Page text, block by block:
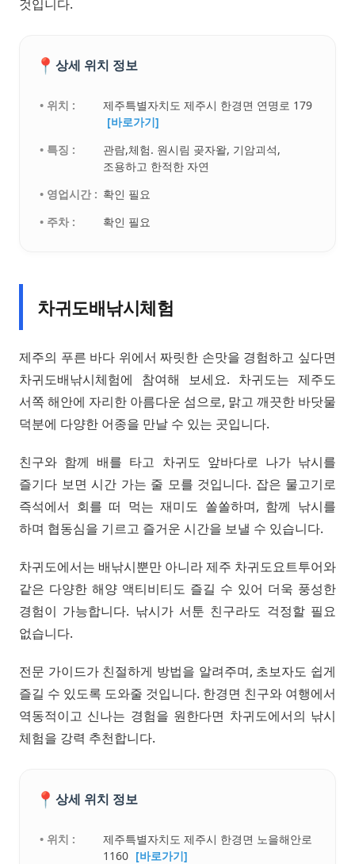
것입니다.
📍 상세 위치 정보
• 위치 :
제주특별자치도 제주시 한경면 연명로 179
[바로가기]
• 특징 :
관람,체험. 원시림 곶자왈, 기암괴석,
조용하고 한적한 자연
• 영업시간 : 확인 필요
• 주차 :
확인 필요
차귀도배낚시체험
제주의 푸른 바다 위에서 짜릿한 손맛을 경험하고 싶다면
차귀도배낚시체험에 참여해 보세요. 차귀도는 제주도
서쪽 해안에 자리한 아름다운 섬으로, 맑고 깨끗한 바닷물
덕분에 다양한 어종을 만날 수 있는 곳입니다.
친구와 함께 배를 타고 차귀도 앞바다로 나가 낚시를
즐기다 보면 시간 가는 줄 모를 것입니다. 잡은 물고기로
즉석에서 회를 떠 먹는 재미도 쏠쏠하며, 함께 낚시를
하며 협동심을 기르고 즐거운 시간을 보낼 수 있습니다.
차귀도에서는 배낚시뿐만 아니라 제주 차귀도요트투어와
같은 다양한 해양 액티비티도 즐길 수 있어 더욱 풍성한
경험이 가능합니다. 낚시가 서툰 친구라도 걱정할 필요
없습니다.
전문 가이드가 친절하게 방법을 알려주며, 초보자도 쉽게
즐길 수 있도록 도와줄 것입니다. 한경면 친구와 여행에서
역동적이고 신나는 경험을 원한다면 차귀도에서의 낚시
체험을 강력 추천합니다.
📍 상세 위치 정보
• 위치 :
제주특별자치도 제주시 한경면 노을해안로
1160 [바로가기]